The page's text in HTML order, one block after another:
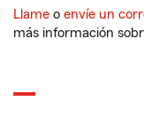
Llame o envíe un
más información